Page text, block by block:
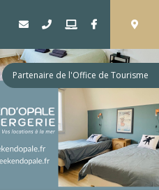
Partenaire de l'Office de Tourisme